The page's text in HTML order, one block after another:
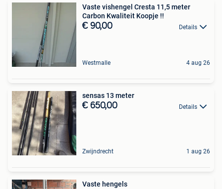
Vaste vishengel Cresta 11,5 meter
Carbon Kwaliteit Koopje !!
€ 90,00 Details
Westmalle 4 aug 26
sensas 13 meter
€ 650,00 Details
Zwijndrecht 1 aug 26
Vaste hengels